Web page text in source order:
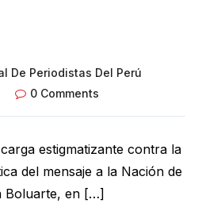
De Periodistas Del Perú
0 Comments
estigmatizante contra la
del mensaje a la Nación de
Boluarte, en […]